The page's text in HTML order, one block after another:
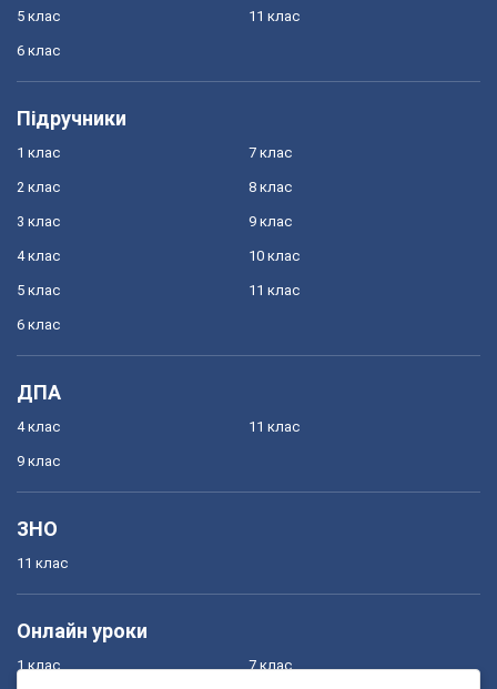
5 клас
6 клас
11 клас
Підручники
1 клас
2 клас
3 клас
4 клас
5 клас
6 клас
7 клас
8 клас
9 клас
10 клас
11 клас
ДПА
4 клас
9 клас
11 клас
ЗНО
11 клас
Онлайн уроки
1 клас 7 клас